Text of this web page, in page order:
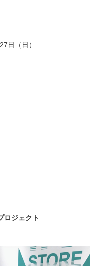
日（日）
ロジェクト